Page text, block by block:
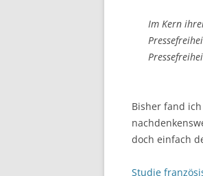
Im Kern
Bisher fand
doch einfach
Studie